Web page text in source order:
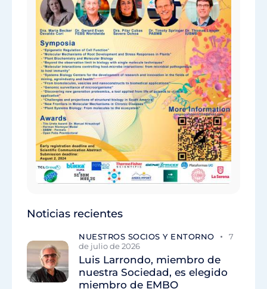
Noticias recientes
NUESTROS SOCIOS Y ENTORNO
7
de julio de 2026
Luis Larrondo, miembro de
nuestra Sociedad, es elegido
miembro de EMBO